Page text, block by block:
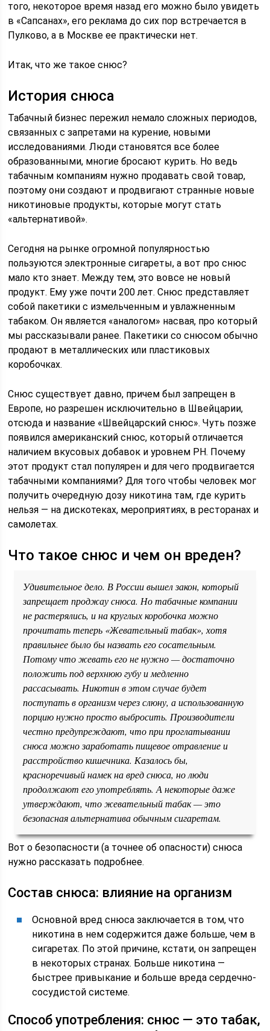
того, некоторое время назад его можно было увидеть
в «Сапсанах», его реклама до сих пор встречается в
Пулково, а в Москве ее практически нет.
Итак, что же такое снюс?
История снюса
Табачный бизнес пережил немало сложных периодов,
связанных с запретами на курение, новыми
исследованиями. Люди становятся все более
образованными, многие бросают курить. Но ведь
табачным компаниям нужно продавать свой товар,
поэтому они создают и продвигают странные новые
никотиновые продукты, которые могут стать
«альтернативой».
Сегодня на рынке огромной популярностью
пользуются электронные сигареты, а вот про снюс
мало кто знает. Между тем, это вовсе не новый
продукт. Ему уже почти 200 лет. Снюс представляет
собой пакетики с измельченным и увлажненным
табаком. Он является «аналогом» насвая, про который
мы рассказывали ранее. Пакетики со снюсом обычно
продают в металлических или пластиковых
коробочках.
Снюс существует давно, причем был запрещен в
Европе, но разрешен исключительно в Швейцарии,
отсюда и название «Швейцарский снюс». Чуть позже
появился американский снюс, который отличается
наличием вкусовых добавок и уровнем PH. Почему
этот продукт стал популярен и для чего продвигается
табачными компаниями? Для того чтобы человек мог
получить очередную дозу никотина там, где курить
нельзя — на дискотеках, мероприятиях, в ресторанах и
самолетах.
Что такое снюс и чем он вреден?
Удивительное дело. В России вышел закон, который
запрещает проджау снюса. Но табачные компании
не растерялись, и на круглых коробочка можно
прочитать теперь «Жевательный табак», хотя
правильнее было бы назвать его сосательным.
Потому что жевать его не нужно — достаточно
положить под верхнюю губу и медленно
рассасывать. Никотин в этом случае будет
поступать в организм через слюну, а использованную
порцию нужно просто выбросить. Производители
честно предупреждают, что при проглатывании
снюса можно заработать пищевое отравление и
расстройство кишечника. Казалось бы,
красноречивый намек на вред снюса, но люди
продолжают его употреблять. А некоторые даже
утверждают, что жевательный табак — это
безопасная альтернатива обычным сигаретам.
Вот о безопасности (а точнее об опасности) снюса
нужно рассказать подробнее.
Состав снюса: влияние на организм
Основной вред снюса заключается в том, что
никотина в нем содержится даже больше, чем в
сигаретах. По этой причине, кстати, он запрещен
в некоторых странах. Больше никотина —
быстрее привыкание и больше вреда сердечно-
сосудистой системе.
Способ употребления: снюс — это табак,